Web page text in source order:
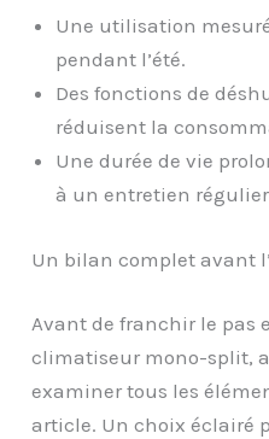
Une utilisation
pendant l’été.
Des fonctions de
réduisent la
Une durée de vie
à un entretien
Un bilan complet avant
Avant de franchir le pas
climatiseur mono-split,
examiner tous les
article. Un choix éclairé